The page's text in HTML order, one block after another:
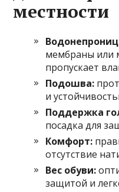
местности
мембраны или
пропускает
Подошва:
и
Поддержка
посадка для
Комфорт:
отсутствие
Вес обуви:
защитой и